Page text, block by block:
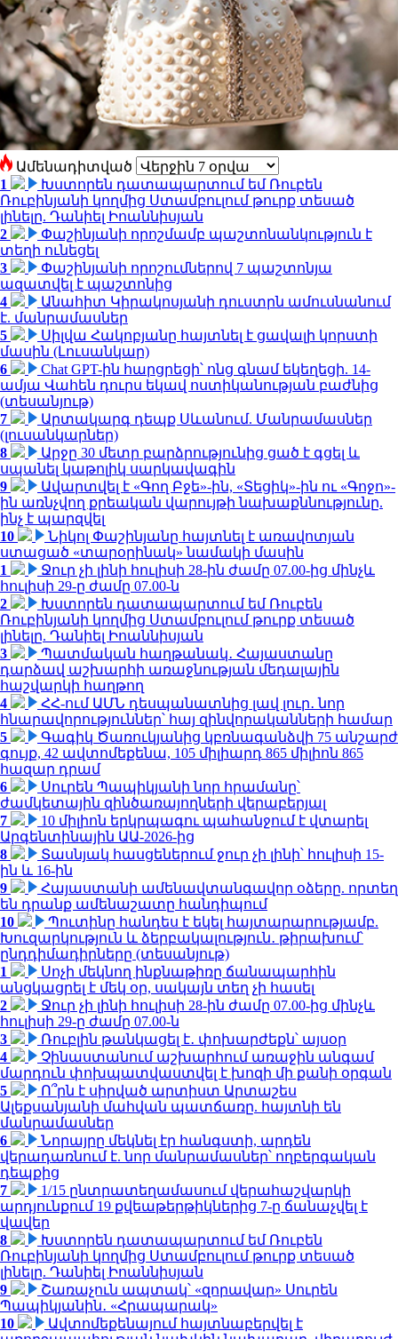
Ամենադիտված
1
Խստորեն դատապարտում եմ Ռուբեն
Ռուբինյանի կողմից Ստամբուլում թուրք տեսած
լինելը. Դանիել Իոաննիսյան
2
Փաշինյանի որոշմամբ պաշտոնանկություն է
տեղի ունեցել
3
Փաշինյանի որոշումներով 7 պաշտոնյա
ազատվել է պաշտոնից
4
Անահիտ Կիրակոսյանի դուստրն ամուսնանում
է. մանրամասներ
5
Սիլվա Հակոբյանը հայտնել է ցավալի կորստի
մասին (Լուսանկար)
6
Chat GPT-ին հարցրեցի՝ ոնց գնամ եկեղեցի. 14-
ամյա Վահեն դուրս եկավ ոստիկանության բաժնից
(տեսանյութ)
7
Արտակարգ դեպք Սևանում. Մանրամասներ
(լուսանկարներ)
8
Արջը 30 մետր բարձրությունից ցած է գցել և
սպանել կաթոլիկ սարկավագին
9
Ավարտվել է «Գող Բջե»-ին, «Տեցիկ»-ին ու «Գոջո»-
ին առնչվող քրեական վարույթի նախաքննությունը.
ինչ է պարզվել
10
Նիկոլ Փաշինյանը հայտնել է առավոտյան
ստացած «տարօրինակ» նամակի մասին
1
Ջուր չի լինի հուլիսի 28-ին ժամը 07.00-ից մինչև
հուլիսի 29-ը ժամը 07.00-ն
2
Խստորեն դատապարտում եմ Ռուբեն
Ռուբինյանի կողմից Ստամբուլում թուրք տեսած
լինելը. Դանիել Իոաննիսյան
3
Պատմական հաղթանակ․ Հայաստանը
դարձավ աշխարհի առաջնության մեդալային
հաշվարկի հաղթող
4
ՀՀ-ում ԱՄՆ դեսպանատնից լավ լուր․ նոր
հնարավորություններ՝ հայ զինվորականների համար
5
Գագիկ Ծառուկյանից կբռնագանձվի 75 անշարժ
գույք, 42 ավտոմեքենա, 105 միլիարդ 865 միլիոն 865
հազար դրամ
6
Սուրեն Պապիկյանի նոր հրամանը՝
ժամկետային զինծառայողների վերաբերյալ
7
10 միլիոն երկրպագու պահանջում է վտարել
Արգենտինային ԱԱ-2026-ից
8
Տասնյակ հասցեներում ջուր չի լինի՝ հուլիսի 15-
ին և 16-ին
9
Հայաստանի ամենավտանգավոր օձերը. որտեղ
են դրանք ամենաշատը հանդիպում
10
Պուտինը հանդես է եկել հայտարարությամբ.
Խուզարկություն և ձերբակալություն․ թիրախում՝
ընդդիմադիրները (տեսանյութ)
1
Սոչի մեկնող ինքնաթիռը ճանապարհին
անցկացրել է մեկ օր, սակայն տեղ չի հասել
2
Ջուր չի լինի հուլիսի 28-ին ժամը 07.00-ից մինչև
հուլիսի 29-ը ժամը 07.00-ն
3
Ռուբլին թանկացել է․ փոխարժեքն՝ այսօր
4
Չինաստանում աշխարհում առաջին անգամ
մարդուն փոխպատվաստվել է խոզի մի քանի օրգան
5
Ո՞րն է սիրված արտիստ Արտաշես
Ալեքսանյանի մահվան պատճառը. հայտնի են
մանրամասներ
6
Նորայրը մեկնել էր հանգստի, արդեն
վերադառնում է. նոր մանրամասներ՝ ողբերգական
դեպքից
7
1/15 ընտրատեղամասում վերահաշվարկի
արդյունքում 19 քվեաթերթիկներից 7-ը ճանաչվել է
վավեր
8
Խստորեն դատապարտում եմ Ռուբեն
Ռուբինյանի կողմից Ստամբուլում թուրք տեսած
լինելը. Դանիել Իոաննիսյան
9
Շառաչուն ապտակ՝ «զորավար» Սուրեն
Պապիկյանին․ «Հրապարակ»
10
Ավտոմեքենայում հայտնաբերվել է